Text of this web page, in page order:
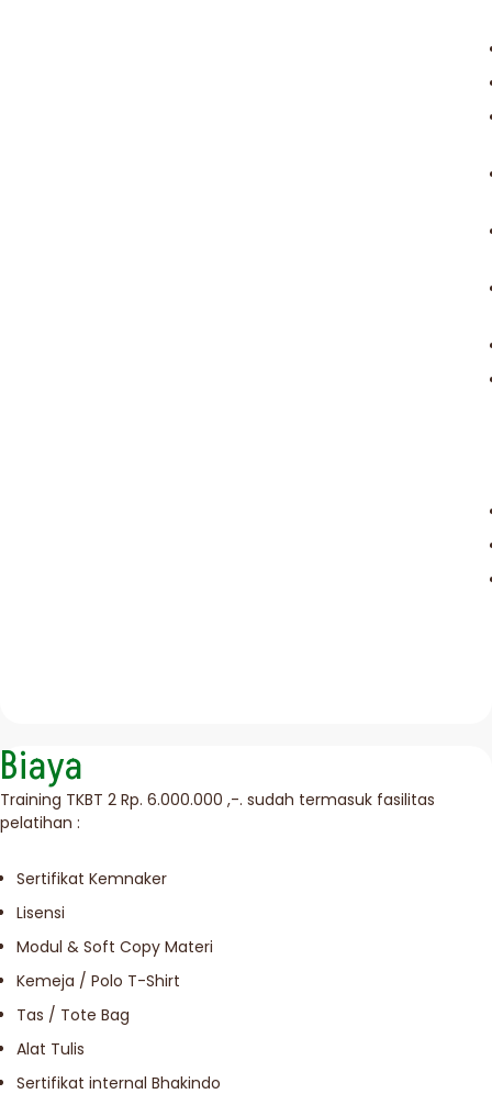
Biaya
Training TKBT 2 Rp. 6.000.000 ,-. sudah termasuk fasilitas
pelatihan :
Sertifikat Kemnaker
Lisensi
Modul & Soft Copy Materi
Kemeja / Polo T-Shirt
Tas / Tote Bag
Alat Tulis
Sertifikat internal Bhakindo